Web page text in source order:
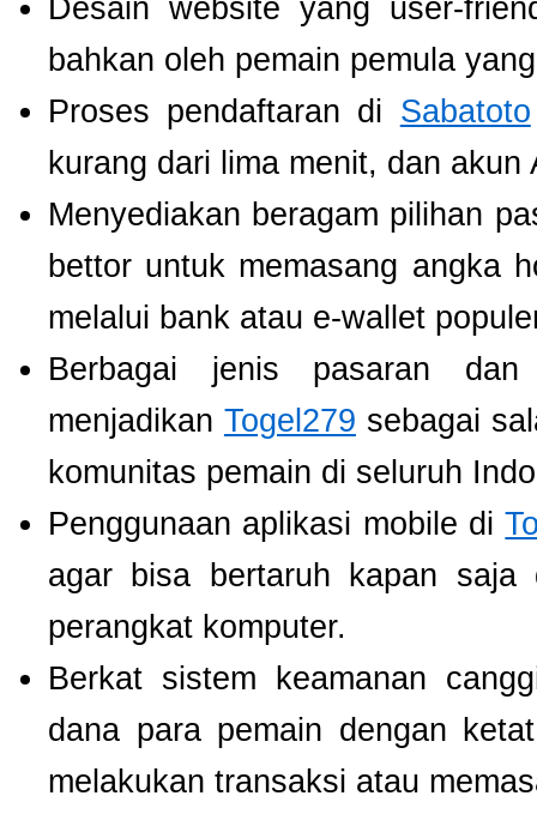
Desain website yang user-
bahkan oleh pemain pemula
Proses pendaftaran di Sabatoto
kurang dari lima menit, dan
Menyediakan beragam pilihan
bettor untuk memasang angka
melalui bank atau e-wallet
Berbagai jenis pasaran dan
menjadikan Togel279 sebagai
komunitas pemain di seluruh
Penggunaan aplikasi mobile di
agar bisa bertaruh kapan
perangkat komputer.
Berkat sistem keamanan
dana para pemain dengan
melakukan transaksi atau